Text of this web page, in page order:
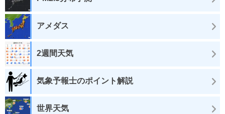
アメダス
2週間天気
気象予報士のポイント解説
世界天気